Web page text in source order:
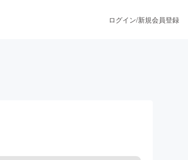
ログイン/新規会員登録